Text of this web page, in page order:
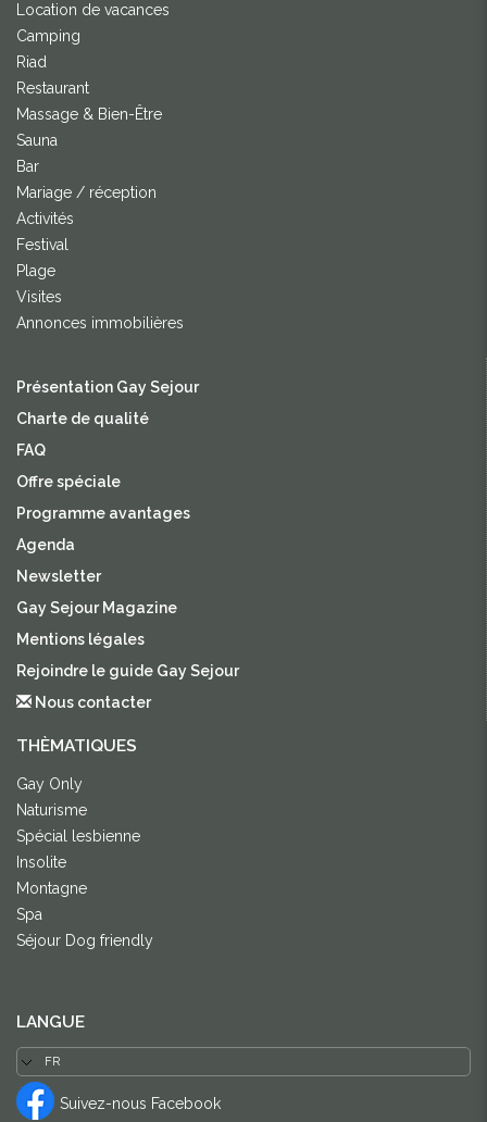
Location de vacances
Camping
Riad
Restaurant
Massage & Bien-Être
Sauna
Bar
Mariage / réception
Activités
Festival
Plage
Visites
Annonces immobilières
Présentation Gay Sejour
Charte de qualité
FAQ
Offre spéciale
Programme avantages
Agenda
Newsletter
Gay Sejour Magazine
Mentions légales
Rejoindre le guide Gay Sejour
Nous contacter
THÈMATIQUES
Gay Only
Naturisme
Spécial lesbienne
Insolite
Montagne
Spa
Séjour Dog friendly
LANGUE
Suivez-nous Facebook